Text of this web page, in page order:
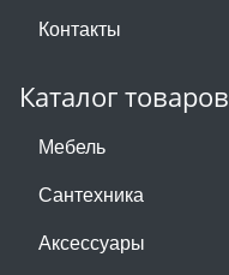
Контакты
Каталог товаров
Мебель
Сантехника
Аксессуары